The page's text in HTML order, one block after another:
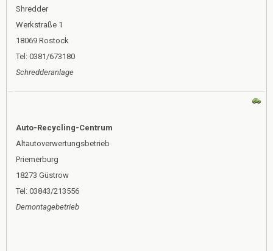
Shredder
Werkstraße 1
18069 Rostock
Tel: 0381/673180
Schredderanlage
Auto-Recycling-Centrum
Altautoverwertungsbetrieb
Priemerburg
18273 Güstrow
Tel: 03843/213556
Demontagebetrieb